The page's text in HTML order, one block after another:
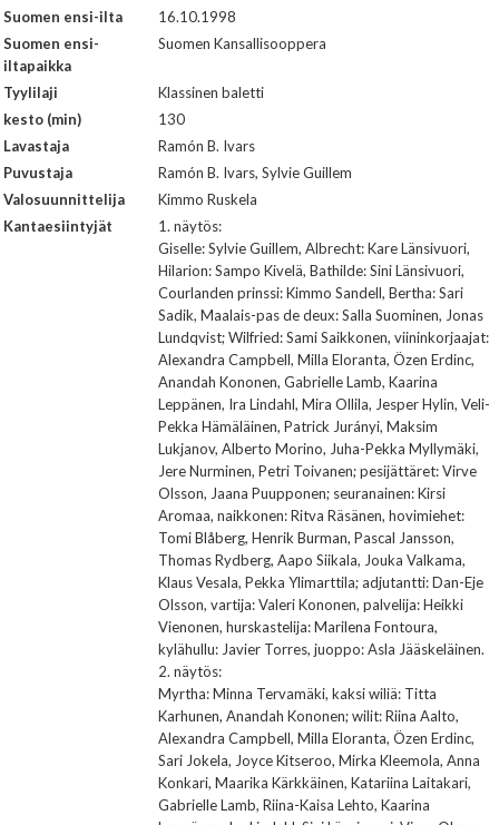
Suomen ensi-ilta
16.10.1998
Suomen ensi-
iltapaikka
Suomen Kansallisooppera
Tyylilaji
Klassinen baletti
kesto (min)
130
Lavastaja
Ramón B. Ivars
Puvustaja
Ramón B. Ivars, Sylvie Guillem
Valosuunnittelija
Kimmo Ruskela
Kantaesiintyjät
1. näytös:
Giselle: Sylvie Guillem, Albrecht: Kare Länsivuori,
Hilarion: Sampo Kivelä, Bathilde: Sini Länsivuori,
Courlanden prinssi: Kimmo Sandell, Bertha: Sari
Sadik, Maalais-pas de deux: Salla Suominen, Jonas
Lundqvist; Wilfried: Sami Saikkonen, viininkorjaajat:
Alexandra Campbell, Milla Eloranta, Özen Erdinc,
Anandah Kononen, Gabrielle Lamb, Kaarina
Leppänen, Ira Lindahl, Mira Ollila, Jesper Hylin, Veli-
Pekka Hämäläinen, Patrick Jurányi, Maksim
Lukjanov, Alberto Morino, Juha-Pekka Myllymäki,
Jere Nurminen, Petri Toivanen; pesijättäret: Virve
Olsson, Jaana Puupponen; seuranainen: Kirsi
Aromaa, naikkonen: Ritva Räsänen, hovimiehet:
Tomi Blåberg, Henrik Burman, Pascal Jansson,
Thomas Rydberg, Aapo Siikala, Jouka Valkama,
Klaus Vesala, Pekka Ylimarttila; adjutantti: Dan-Eje
Olsson, vartija: Valeri Kononen, palvelija: Heikki
Vienonen, hurskastelija: Marilena Fontoura,
kylähullu: Javier Torres, juoppo: Asla Jääskeläinen.
2. näytös:
Myrtha: Minna Tervamäki, kaksi wiliä: Titta
Karhunen, Anandah Kononen; wilit: Riina Aalto,
Alexandra Campbell, Milla Eloranta, Özen Erdinc,
Sari Jokela, Joyce Kitseroo, Mirka Kleemola, Anna
Konkari, Maarika Kärkkäinen, Katariina Laitakari,
Gabrielle Lamb, Riina-Kaisa Lehto, Kaarina